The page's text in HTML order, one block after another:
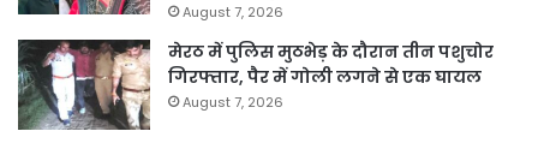
August 7, 2026
मेरठ में पुलिस मुठभेड़ के दौरान तीन पशुचोर
गिरफ्तार, पैर में गोली लगने से एक घायल
August 7, 2026